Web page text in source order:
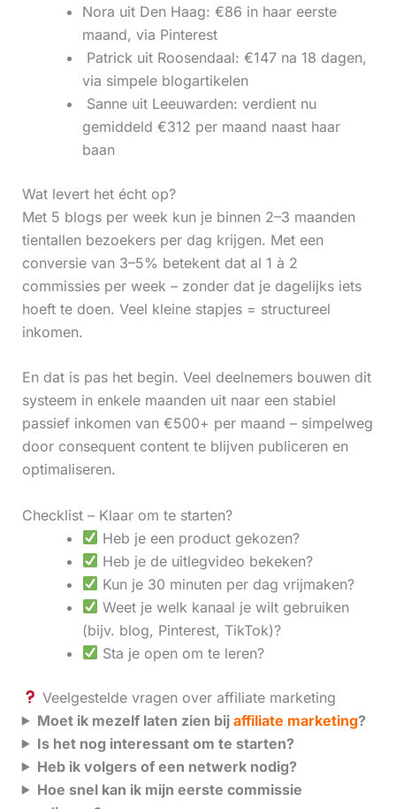
Nora uit Den Haag: €86 in haar eerste
maand, via Pinterest
‍ Patrick uit Roosendaal: €147 na 18 dagen,
via simpele blogartikelen
‍ Sanne uit Leeuwarden: verdient nu
gemiddeld €312 per maand naast haar
baan
Wat levert het écht op?
Met 5 blogs per week kun je binnen 2–3 maanden
tientallen bezoekers per dag krijgen. Met een
conversie van 3–5% betekent dat al 1 à 2
commissies per week – zonder dat je dagelijks iets
hoeft te doen. Veel kleine stapjes = structureel
inkomen.
En dat is pas het begin. Veel deelnemers bouwen dit
systeem in enkele maanden uit naar een stabiel
passief inkomen van €500+ per maand – simpelweg
door consequent content te blijven publiceren en
optimaliseren.
Checklist – Klaar om te starten?
Heb je een product gekozen?
Heb je de uitlegvideo bekeken?
Kun je 30 minuten per dag vrijmaken?
Weet je welk kanaal je wilt gebruiken
(bijv. blog, Pinterest, TikTok)?
Sta je open om te leren?
Veelgestelde vragen over affiliate marketing
Moet ik mezelf laten zien bij affiliate marketing?
Is het nog interessant om te starten?
Heb ik volgers of een netwerk nodig?
Hoe snel kan ik mijn eerste commissie